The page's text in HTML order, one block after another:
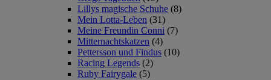
Lillys magische Schuhe (8)
Mein Lotta-Leben (31)
Meine Freundin Conni (7)
Mitternachtskatzen (4)
Pettersson und Findus (10)
Racing Legends (2)
Ruby Fairygale (5)